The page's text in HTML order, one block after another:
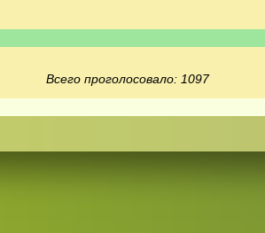
Всего проголосовало: 1097